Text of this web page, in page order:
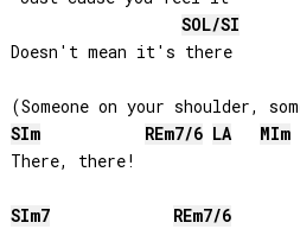
SOL/SI
Doesn't mean it's there
SIm REm7/6 LA MIm
There, there!
SIm7 REm7/6